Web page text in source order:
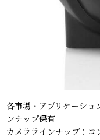
各市場・アプリケーショ
ンナップ保有
カメララインナップ：コ